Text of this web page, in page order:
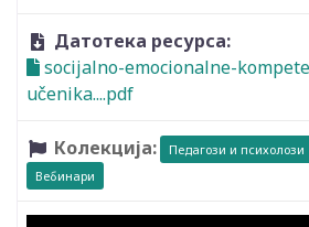
Датотека ресурса:
socijalno-emocionalne-
učenika....pdf
Колекција: Педагози и психолози
Вебинари